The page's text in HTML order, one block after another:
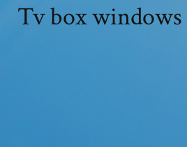
Tv box windows